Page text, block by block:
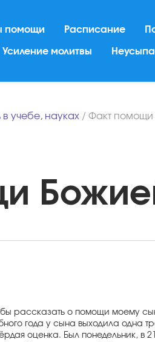
помощи Расписание
Усиление молитвы
в учебе, науках / Факт помощи
рассказать о помощи моему
года у сына выходила одна
оценка. Был понедельник,